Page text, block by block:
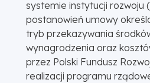
systemie instytucji rozwoju
postanowień umowy
tryb przekazywania
wynagrodzenia oraz
przez Polski Fundusz
realizacji programu